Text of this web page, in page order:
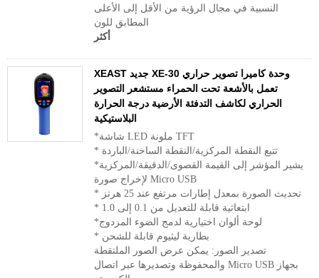
النسبية في مجال الرؤية من الأقل إلى الأعلى
المطابق للون
أكثر
XEAST جديد XE-30 وحدة كاميرا تصوير حراري
تعمل بالأشعة تحت الحمراء مستشعر التصوير
الحراري لكاشف التدفئة الأرضية درجة الحرارة
البلاستيكية
*شاشة LED ملونة TFT
* تتبع النقطة المركزية/النقطة الساخنة/الباردة
*يشير المؤشر إلى القيمة القصوى/الدقيقة/المركزية
لإخراج صورة Micro USB
* تحديث الصورة بمعدل إطارات مرتفع عند 25 هرتز
* ابتعاثية قابلة للتعديل من 0.1 إلى 1.0
*لوحة ألوان اختيارية لدمج الضوء المزدوج
* بطارية ليثيوم قابلة للشحن
تصدير الصور: يمكن عرض الصور الملتقطة
والمحفوظة وتصديرها عبر اتصال Micro USB بجهاز